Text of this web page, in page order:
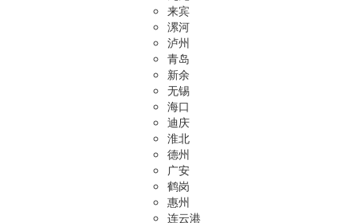
来宾
漯河
泸州
青岛
新余
无锡
海口
迪庆
淮北
德州
广安
鹤岗
惠州
连云港